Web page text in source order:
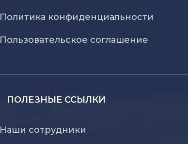
Политика конфиденциальности
Пользовательское соглашение
ПОЛЕЗНЫЕ ССЫЛКИ
Наши сотрудники